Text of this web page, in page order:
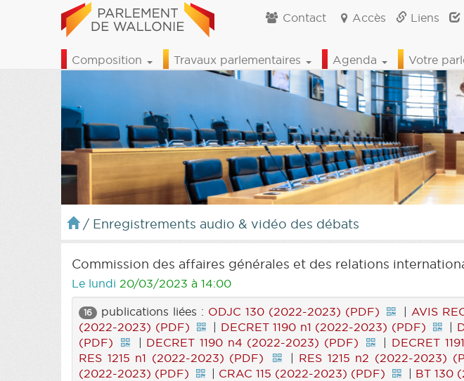
Contact Accès Liens
Composition Travaux parlementaires Agenda Votre
/ Enregistrements audio & vidéo des débats
Commission des affaires générales et des relations
Le lundi 20/03/2023 à 14:00
16 publications liées : ODJC 130 (2022-2023) (PDF) | AVIS
(2022-2023) (PDF)
| DECRET 1190 n1 (2022-2023) (PDF) |
(PDF)
| DECRET 1190 n4 (2022-2023) (PDF) | DECRET
RES 1215 n1 (2022-2023) (PDF)
| RES 1215 n2 (2022-2023)
(2022-2023) (PDF)
| CRAC 115 (2022-2023) (PDF) | BT 130